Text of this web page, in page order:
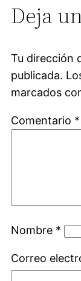
Deja
Tu dirección
publicada.
marcados
Comentario *
Nombre *
Correo